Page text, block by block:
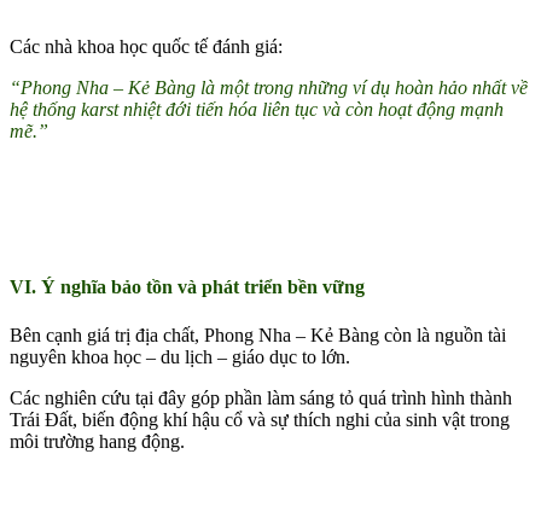
Các nhà khoa học quốc tế đánh giá:
“Phong Nha – Kẻ Bàng là một trong những ví dụ hoàn hảo nhất về
hệ thống karst nhiệt đới tiến hóa liên tục và còn hoạt động mạnh
mẽ.”
VI. Ý nghĩa bảo tồn và phát triển bền vững
Bên cạnh giá trị địa chất, Phong Nha – Kẻ Bàng còn là nguồn tài
nguyên khoa học – du lịch – giáo dục to lớn.
Các nghiên cứu tại đây góp phần làm sáng tỏ quá trình hình thành
Trái Đất, biến động khí hậu cổ và sự thích nghi của sinh vật trong
môi trường hang động.